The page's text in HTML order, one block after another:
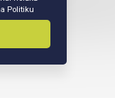
Politiku